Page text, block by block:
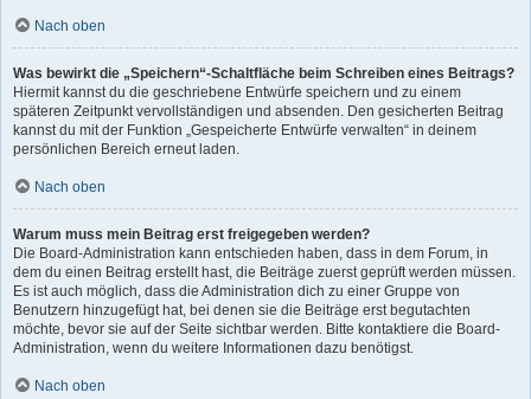
Nach oben
Was bewirkt die „Speichern“-Schaltfläche beim Schreiben eines Beitrags?
Hiermit kannst du die geschriebene Entwürfe speichern und zu einem
späteren Zeitpunkt vervollständigen und absenden. Den gesicherten Beitrag
kannst du mit der Funktion „Gespeicherte Entwürfe verwalten“ in deinem
persönlichen Bereich erneut laden.
Nach oben
Warum muss mein Beitrag erst freigegeben werden?
Die Board-Administration kann entschieden haben, dass in dem Forum, in
dem du einen Beitrag erstellt hast, die Beiträge zuerst geprüft werden müssen.
Es ist auch möglich, dass die Administration dich zu einer Gruppe von
Benutzern hinzugefügt hat, bei denen sie die Beiträge erst begutachten
möchte, bevor sie auf der Seite sichtbar werden. Bitte kontaktiere die Board-
Administration, wenn du weitere Informationen dazu benötigst.
Nach oben